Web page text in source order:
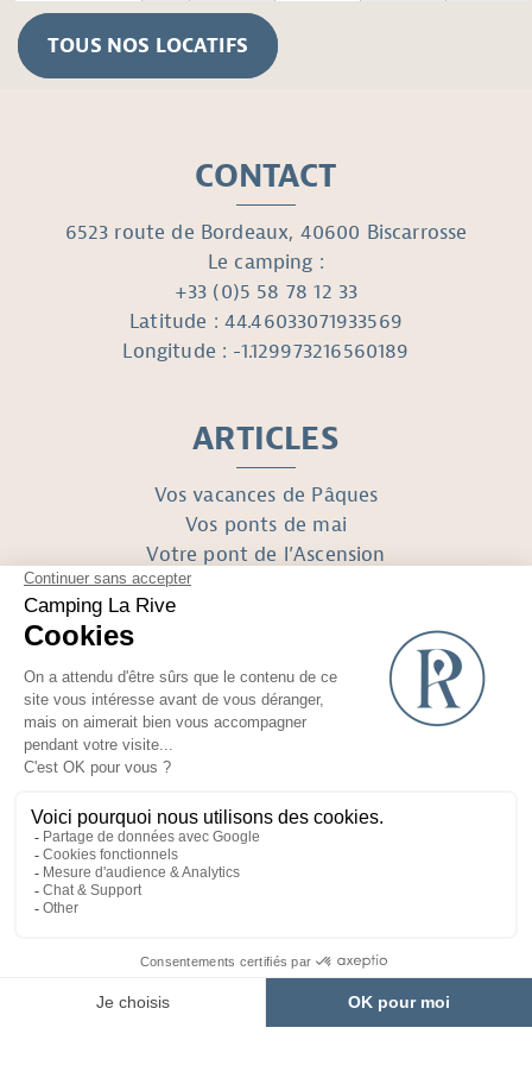
TOUS NOS LOCATIFS
CONTACT
6523 route de Bordeaux, 40600 Biscarrosse
Le camping :
+33 (0)5 58 78 12 33
Latitude : 44.46033071933569
Longitude : -1.129973216560189
ARTICLES
Vos vacances de Pâques
Vos ponts de mai
Votre pont de l’Ascension
Votre week-end de Pentecôte
Réalisé avec
Mentions Légales
Recrutement